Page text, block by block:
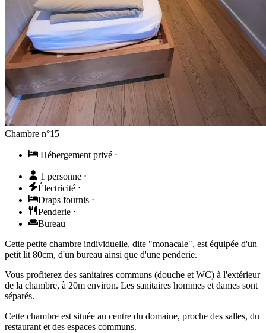
Chambre n°15
Hébergement privé ⋅
1 personne ⋅
Électricité ⋅
Draps fournis ⋅
Penderie ⋅
Bureau
Cette petite chambre individuelle, dite "monacale", est équipée d'un
petit lit 80cm, d'un bureau ainsi que d'une penderie.
Vous profiterez des sanitaires communs (douche et WC) à l'extérieur
de la chambre, à 20m environ. Les sanitaires hommes et dames sont
séparés.
Cette chambre est située au centre du domaine, proche des salles, du
restaurant et des espaces communs.